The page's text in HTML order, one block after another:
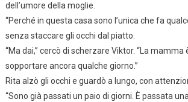
dell’umore della moglie.
“Perché in questa casa sono l’unica che fa
senza staccare gli occhi dal piatto.
“Ma dai,” cercò di scherzare Viktor. “La mamma
sopportare ancora qualche giorno.”
Rita alzò gli occhi e guardò a lungo, con
“Sono già passati un paio di giorni. È passata